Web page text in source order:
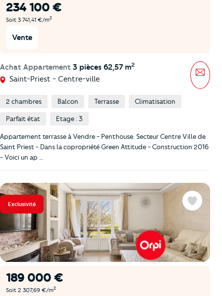
234 100 €
Soit 3 741,41 €/m2
Vente
Achat Appartement 3 pièces 62,57 m2
Saint-Priest - Centre-ville
2 chambres Balcon Terrasse Climatisation
Parfait état Etage : 3
Appartement terrasse à Vendre - Penthouse. Secteur Centre Ville de
Saint Priest - Dans la copropriété Green Attitude - Construction 2016
- Voici un ap …
Exclusivité
189 000 €
Soit 2 307,69 €/m2
Favoris